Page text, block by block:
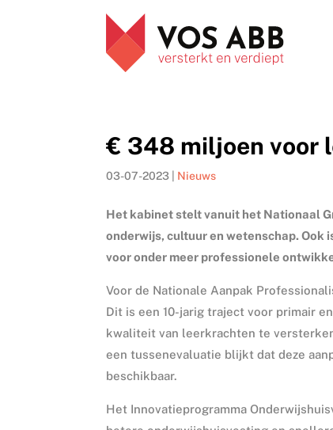
€ 348 miljoen voor
03-07-2023 Nieuws
Het kabinet stelt vanuit het Nationaal
onderwijs, cultuur en wetenschap. Ook
voor onder meer professionele
Voor de Nationale Aanpak
Dit is een 10-jarig traject voor primair
kwaliteit van leerkrachten te
een tussenevaluatie blijkt dat deze
beschikbaar.
Het Innovatieprogramma